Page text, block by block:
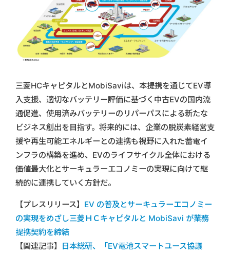
三菱HCキャピタルとMobiSaviは、本提携を通じてEV導
入支援、適切なバッテリー評価に基づく中古EVの国内流
通促進、使用済みバッテリーのリパーパスによる新たな
ビジネス創出を目指す。将来的には、企業の脱炭素経営支
援や再生可能エネルギーとの連携も視野に入れた蓄電イ
ンフラの構築を進め、EVのライフサイクル全体における
価値最大化とサーキュラーエコノミーの実現に向けて継
続的に連携していく方針だ。
【プレスリリース】 EV の普及とサーキュラーエコノミー
の実現をめざし三菱ＨＣキャピタルと MobiSavi が業務
提携契約を締結
【関連記事】
日本総研、「EV電池スマートユース協議